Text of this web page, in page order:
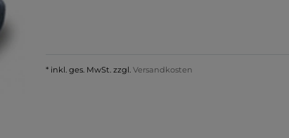
* inkl. ges. MwSt. zzgl. Versandkosten